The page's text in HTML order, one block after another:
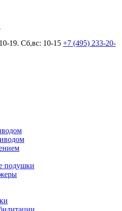
19. Сб,вс: 10-15 +7 (495) 233-20-
подушки